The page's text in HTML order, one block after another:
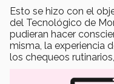
Esto se hizo con el
del Tecnológico de
pudieran hacer
misma, la experiencia
los chequeos